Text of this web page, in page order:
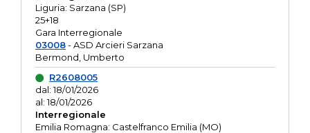
Liguria: Sarzana (SP)
25+18
Gara Interregionale
03008- ASD Arcieri Sarzana
Bermond, Umberto
R2608005
dal: 18/01/2026
al: 18/01/2026
Interregionale
Emilia Romagna: Castelfranco Emilia (MO)